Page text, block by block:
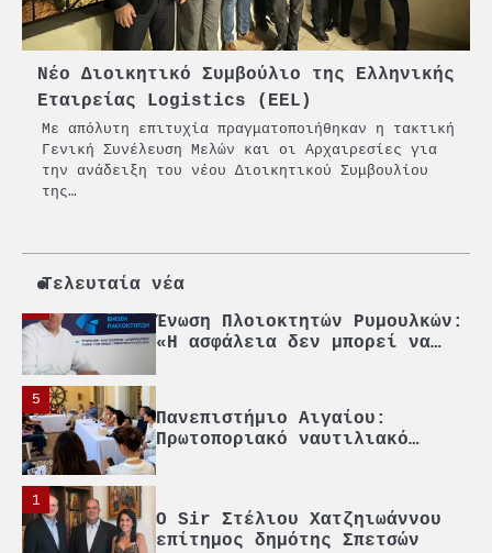
Νέο Διοικητικό Συμβούλιο της Ελληνικής
Εταιρείας Logistics (EEL)
Με απόλυτη επιτυχία πραγματοποιήθηκαν η τακτική
Γενική Συνέλευση Μελών και οι Αρχαιρεσίες για
την ανάδειξη του νέου Διοικητικού Συμβουλίου
της…
Τελευταία νέα
1
O Sir Στέλιου Χατζηιωάννου
επίτημος δημότης Σπετσών
2
PCT: Διπλή διάκριση για την
υπεύθυνη ανάπτυξη και τη
βιώσιμη επιχειρηματικότητα
στρατηγική αυτονομία περνά
μέσα από τη ναυτιλία
Ένωση Πλοιοκτητών Ρυμουλκών:
«Η ασφάλεια δεν μπορεί να
5
Πανεπιστήμιο Αιγαίου:
Πρωτοποριακό ναυτιλιακό
1
O Sir Στέλιου Χατζηιωάννου
επίτημος δημότης Σπετσών